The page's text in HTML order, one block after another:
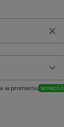
w promieniu NOWOŚĆ!